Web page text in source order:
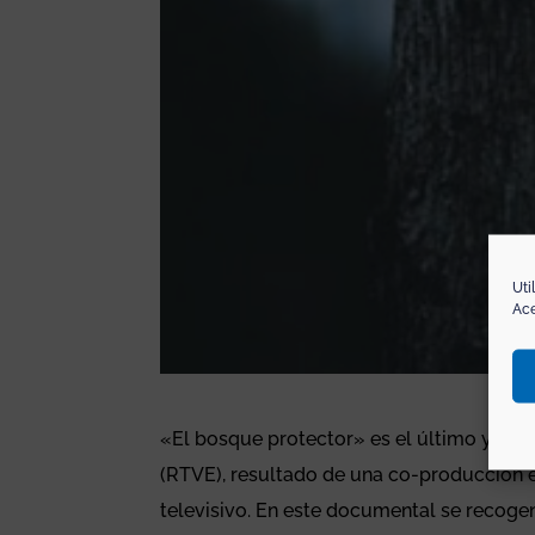
«El bosque protector» es el último y
(RTVE), resultado de una co-
televisivo. En este documental se